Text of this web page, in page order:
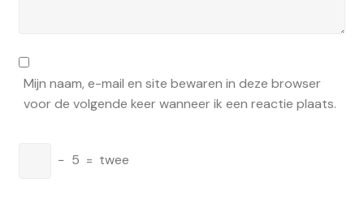
Mijn naam, e-mail en site bewaren in deze browser
voor de volgende keer wanneer ik een reactie plaats.
− 5 = twee